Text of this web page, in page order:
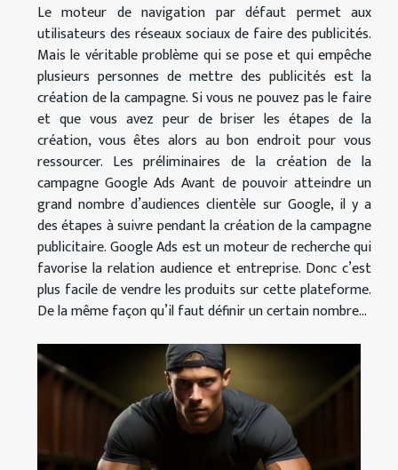
Le moteur de navigation par défaut permet aux
utilisateurs des réseaux sociaux de faire des publicités.
Mais le véritable problème qui se pose et qui empêche
plusieurs personnes de mettre des publicités est la
création de la campagne. Si vous ne pouvez pas le faire
et que vous avez peur de briser les étapes de la
création, vous êtes alors au bon endroit pour vous
ressourcer. Les préliminaires de la création de la
campagne Google Ads Avant de pouvoir atteindre un
grand nombre d’audiences clientèle sur Google, il y a
des étapes à suivre pendant la création de la campagne
publicitaire. Google Ads est un moteur de recherche qui
favorise la relation audience et entreprise. Donc c’est
plus facile de vendre les produits sur cette plateforme.
De la même façon qu’il faut définir un certain nombre...